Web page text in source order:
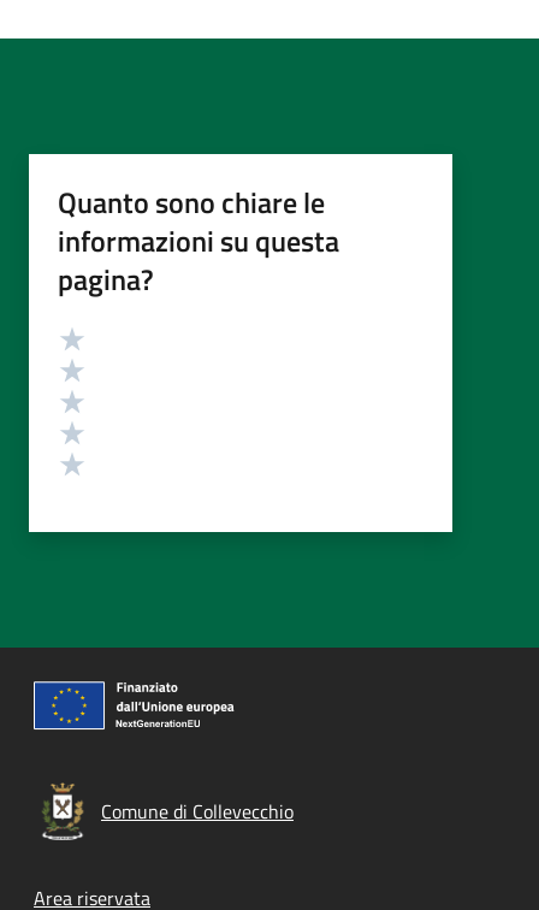
Quanto sono chiare le
informazioni su questa
pagina?
Valutazione
Comune di Collevecchio
Area riservata